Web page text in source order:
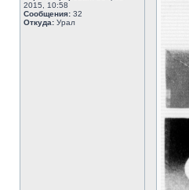
2015, 10:58
Сообщения: 32
Откуда: Урал